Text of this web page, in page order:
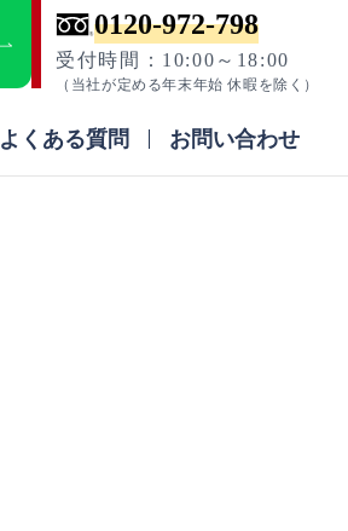
0120-972-798
受付時間：10:00～18:00
（当社が定める年末年始 休暇を除く）
よくある質問 お問い合わせ